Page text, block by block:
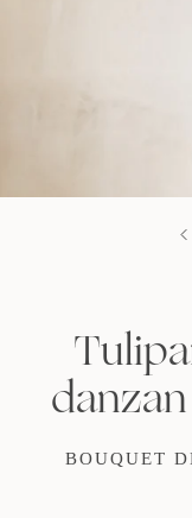
BOUQUET